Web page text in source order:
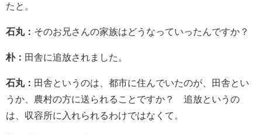
たと。
石丸： そのお兄さんの家族はどうなっていったんですか？
朴： 田舎に追放されました。
石丸： 田舎というのは、都市に住んでいたのが、田舎とい
うか、農村の方に送られることですか？ 追放というの
は、収容所に入れられるわけではなくて。